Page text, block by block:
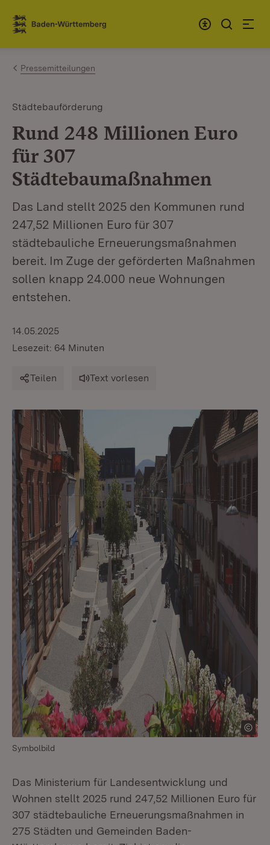
Zum Inhalt springen
Link zur Startseite
Pressemitteilungen
Städtebauförderung
Rund 248 Millionen Euro
für 307
Städtebaumaßnahmen
Das Land stellt 2025 den Kommunen rund
247,52 Millionen Euro für 307
städtebauliche Erneuerungsmaßnahmen
bereit. Im Zuge der geförderten Maßnahmen
sollen knapp 24.000 neue Wohnungen
entstehen.
14.05.2025
Lesezeit: 64 Minuten
Teilen Text vorlesen
Symbolbild
Das Ministerium für Landesentwicklung und
Wohnen stellt 2025 rund 247,52 Millionen Euro für
307 städtebauliche Erneuerungsmaßnahmen in
275 Städten und Gemeinden Baden-